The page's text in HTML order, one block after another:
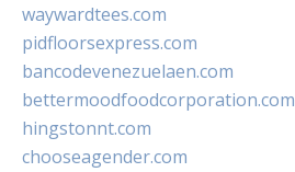
waywardtees.com
pidfloorsexpress.com
bancodevenezuelaen.com
bettermoodfoodcorporation.com
hingstonnt.com
chooseagender.com